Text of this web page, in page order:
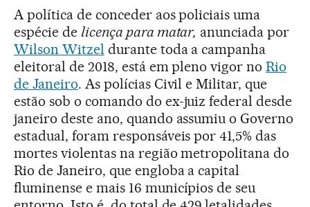
A política de conceder aos policiais uma
espécie de licença para matar, anunciada por
Wilson Witzel durante toda a campanha
eleitoral de 2018, está em pleno vigor noRio
de Janeiro. As polícias Civil e Militar, que
estão sob o comando do ex-juiz federal desde
janeiro deste ano, quando assumiu o Governo
estadual, foram responsáveis por 41,5% das
mortes violentas na região metropolitana do
Rio de Janeiro, que engloba a capital
fluminense e mais 16 municípios de seu